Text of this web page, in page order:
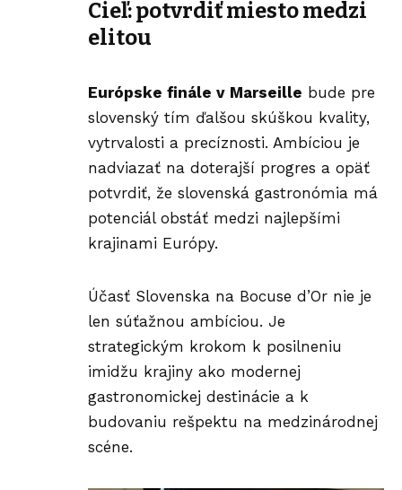
Cieľ: potvrdiť miesto medzi
elitou
Európske finále v Marseille bude pre
slovenský tím ďalšou skúškou kvality,
vytrvalosti a precíznosti. Ambíciou je
nadviazať na doterajší progres a opäť
potvrdiť, že slovenská gastronómia má
potenciál obstáť medzi najlepšími
krajinami Európy.
Účasť Slovenska na Bocuse d’Or nie je
len súťažnou ambíciou. Je
strategickým krokom k posilneniu
imidžu krajiny ako modernej
gastronomickej destinácie a k
budovaniu rešpektu na medzinárodnej
scéne.